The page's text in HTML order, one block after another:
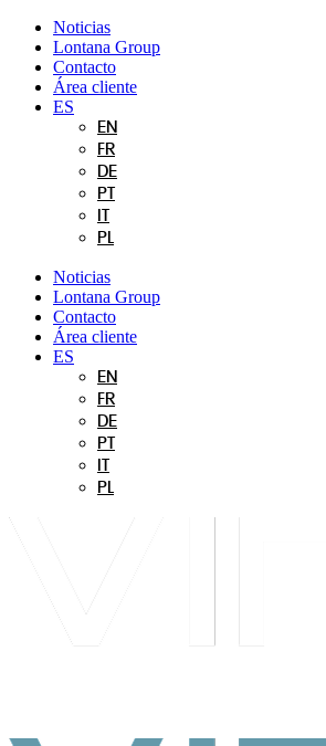
contenido
Noticias
Lontana Group
Contacto
Área cliente
ES
EN
FR
DE
PT
PL
Noticias
Lontana Group
Contacto
Área cliente
ES
EN
FR
DE
PT
PL